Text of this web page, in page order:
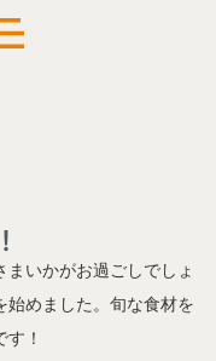
いかがお過ごしでしょ
めました。旬な食材を
！